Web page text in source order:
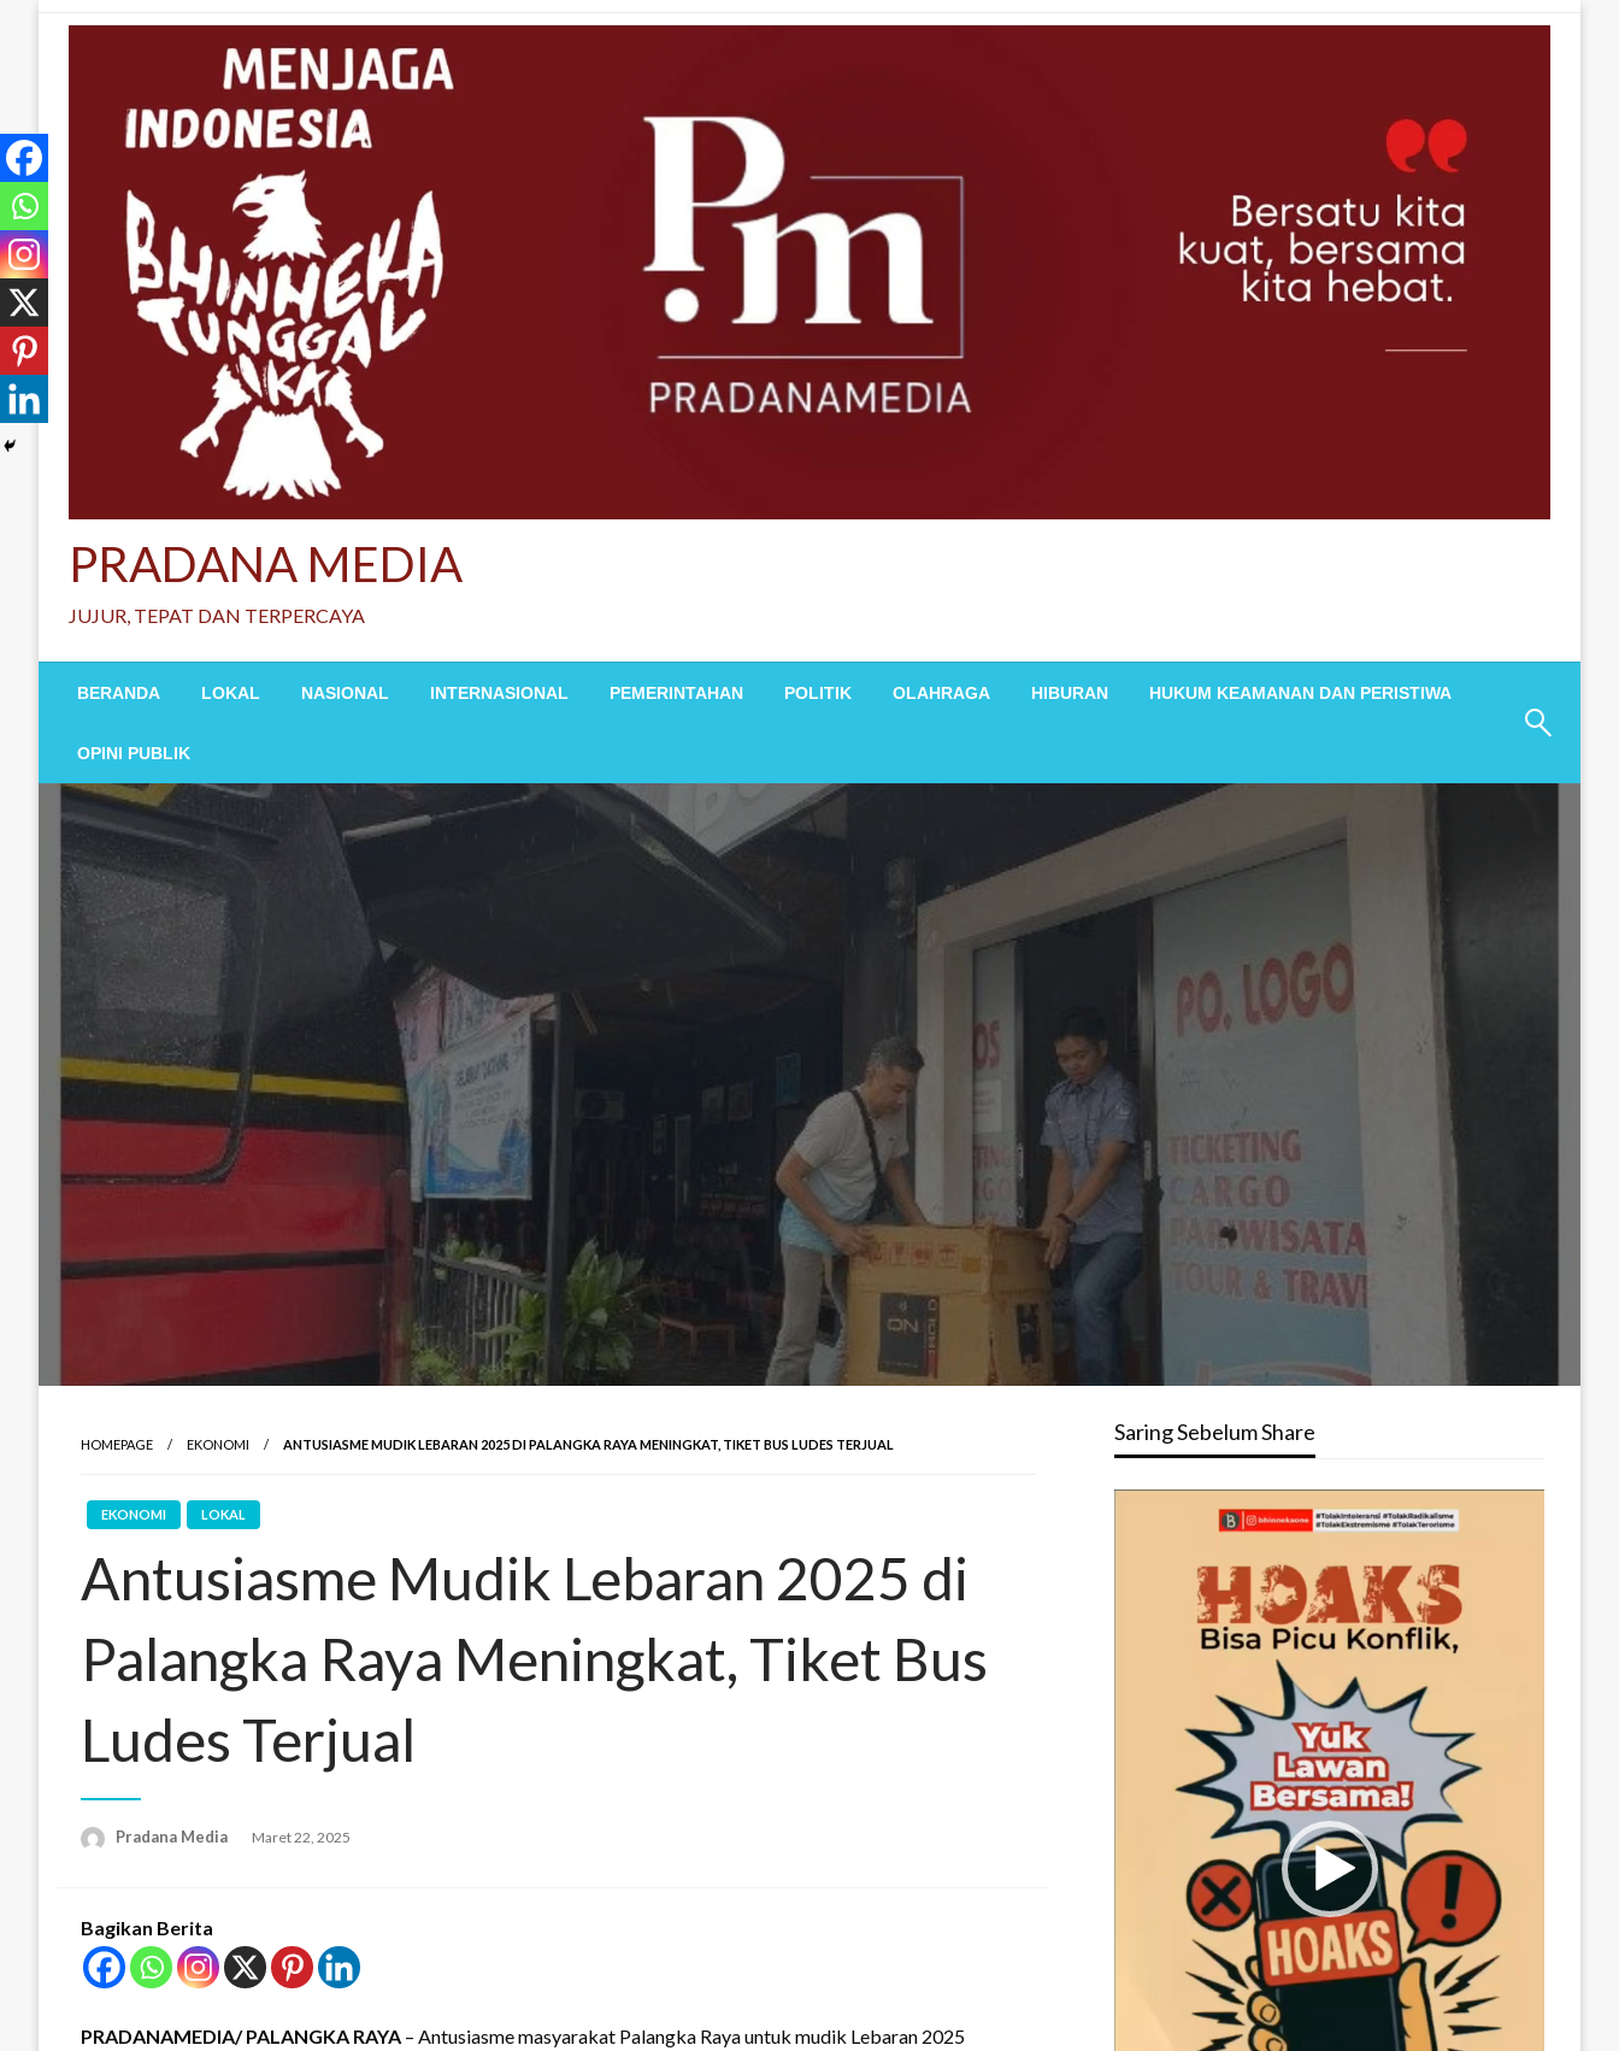
PRADANA MEDIA
JUJUR, TEPAT DAN TERPERCAYA
BERANDA LOKAL NASIONAL INTERNASIONAL PEMERINTAHAN POLITIK OLAHRAGA HIBURAN HUKUM KEAMANAN DAN PERISTIWA
OPINI PUBLIK
HOMEPAGE EKONOMI ANTUSIASME MUDIK LEBARAN 2025 DI PALANGKA RAYA MENINGKAT, TIKET BUS LUDES TERJUAL
EKONOMI LOKAL
Antusiasme Mudik Lebaran 2025 di
Palangka Raya Meningkat, Tiket Bus
Ludes Terjual
Pradana Media Maret 22, 2025
Bagikan Berita
PRADANAMEDIA/ PALANGKA RAYA – Antusiasme masyarakat Palangka Raya untuk mudik Lebaran 2025
Saring Sebelum Share